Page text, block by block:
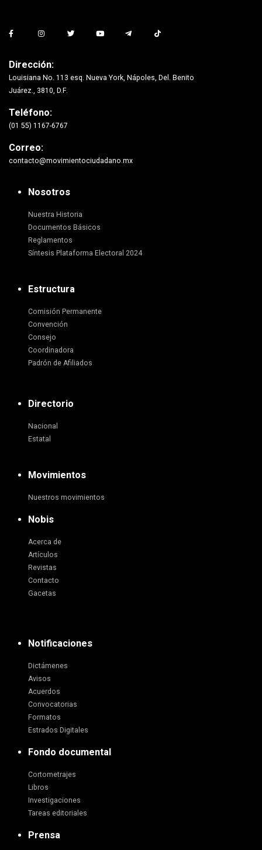
Dirección:
Louisiana No. 113 esq. Nueva York, Nápoles, Del. Benito
Juárez., 3810, D.F.
Teléfono:
(01 55) 1167-6767
Correo:
contacto@movimientociudadano.mx
Nosotros
Nuestra Historia
Documentos Básicos
Reglamentos
Síntesis Plataforma Electoral 2024
Estructura
Comisión Permanente
Convención
Consejo
Coordinadora
Padrón de Afiliados
Directorio
Nacional
Estatal
Movimientos
Nuestros movimientos
Nobis
Acerca de
Artículos
Revistas
Contacto
Gacetas
Notificaciones
Dictámenes
Avisos
Acuerdos
Convocatorias
Formatos
Estrados Digitales
Fondo documental
Cortometrajes
Libros
Investigaciones
Tareas editoriales
Prensa